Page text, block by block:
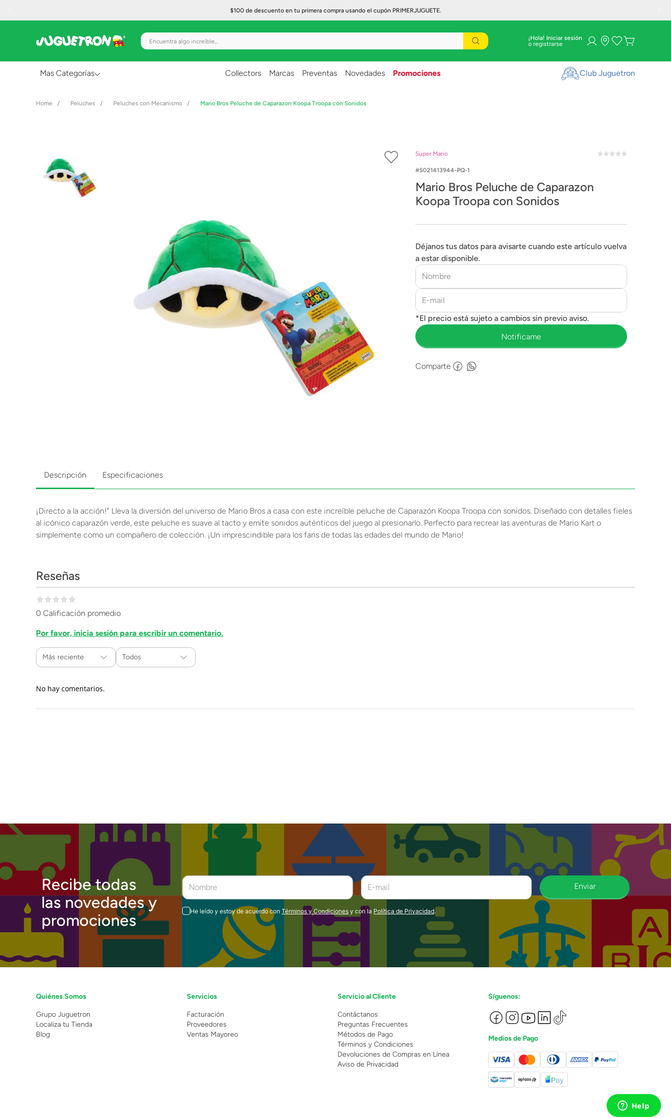
$100 de descuento en tu primera compra usando el cupón PRIMERJUGUETE.
Encuentra algo increíble... ¡Hola! Iniciar sesión
Mas Categorías
Figuras de Acción
Gadgets y Electrónicos
Collectors Marcas Preventas Novedades Promociones Club Juguetron
Peluches Peluches con Mecanismo Mario Bros Peluche de Caparazon Koopa Troopa con Sonidos
Super Mario
5021413944-PQ-1
Mario Bros Peluche de Caparazon
Koopa Troopa con Sonidos
Déjanos tus datos para avisarte cuando este artículo vuelva
a estar disponible.
Comparte
Descripción Especificaciones
¡Directo a la acción!" Lleva la diversión del universo de Mario Bros a casa con este increíble peluche de Caparazón Koopa Troopa con sonidos. Diseñado con detalles fieles
al icónico caparazón verde, este peluche es suave al tacto y emite sonidos auténticos del juego al presionarlo. Perfecto para recrear las aventuras de Mario Kart o
simplemente como un compañero de colección. ¡Un imprescindible para los fans de todas las edades del mundo de Mario!
Reseñas
0 Calificación promedio
Por favor, inicia sesión para escribir un comentario.
Más reciente Todos
No hay comentarios.
Recibe todas
las novedades y
promociones
Enviar
He leído y estoy de acuerdo con Términos y Condiciones y con la Política de Privacidad.
Quiénes Somos
Grupo Juguetron
Localiza tu Tienda
Blog
Servicios
Facturación
Proveedores
Ventas Mayoreo
Servicio al Cliente
Contáctanos
Preguntas Frecuentes
Métodos de Pago
Términos y Condiciones
Devoluciones de Compras en Línea
Aviso de Privacidad
Síguenos:
Medios de Pago